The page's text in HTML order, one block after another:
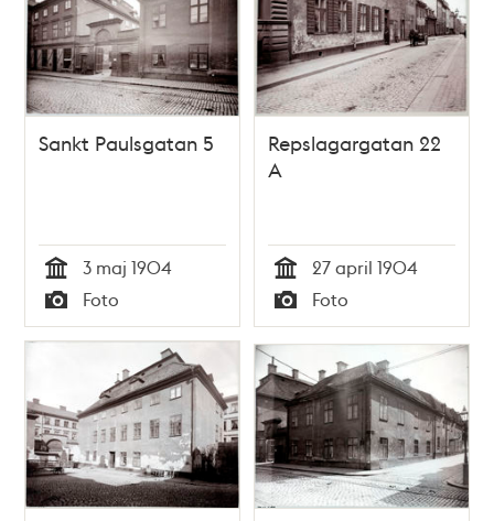
Sankt Paulsgatan 5
Tid
3 maj 1904
Typ
Foto
Repslagargatan 22
A
Tid
27 april 1904
Typ
Foto